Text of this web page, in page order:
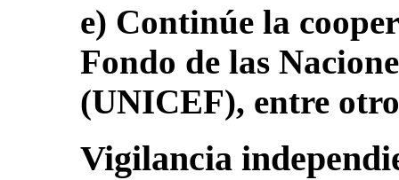
e) Continúe la
Fondo de las
(UNICEF), entre
Vigilancia